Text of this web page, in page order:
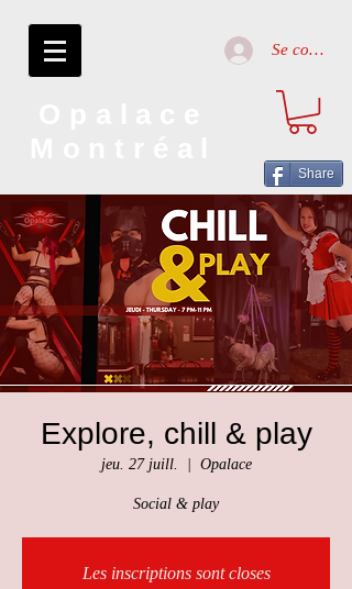
Se connecter
Share
Explore, chill & play
jeu. 27 juill. Opalace
Social & play
Les inscriptions sont closes